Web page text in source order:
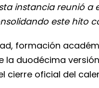
instancia reunió
este hito
formación
la duodécima
cierre oficial del